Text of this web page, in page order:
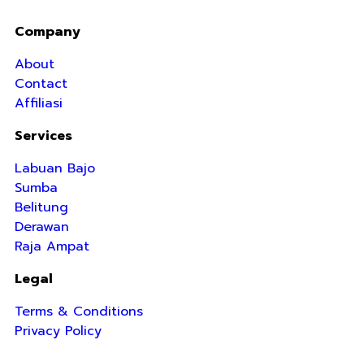
Company
About
Contact
Affiliasi
Services
Labuan Bajo
Sumba
Belitung
Derawan
Raja Ampat
Legal
Terms & Conditions
Privacy Policy